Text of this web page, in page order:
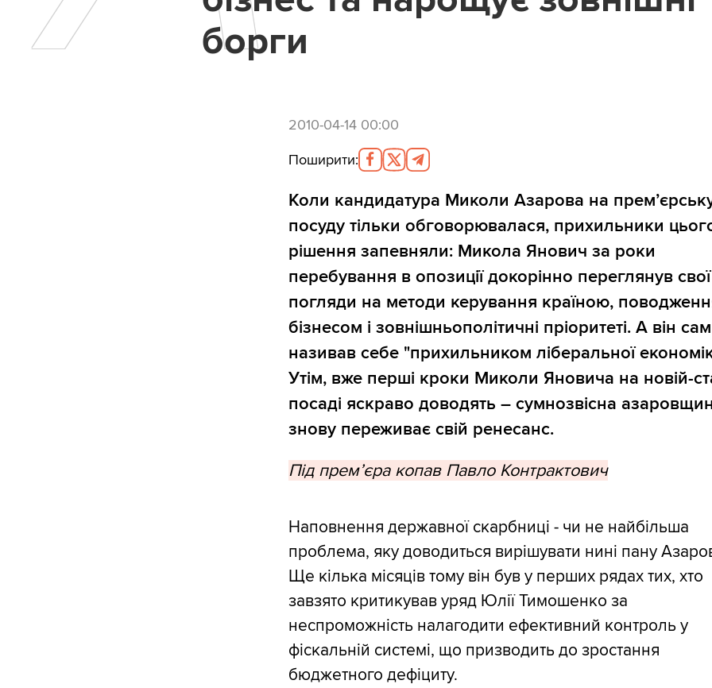
борги
2010-04-14 00:00
Поширити:
Коли кандидатура Миколи Азарова на
посуду тільки обговорювалася, прихильники
рішення запевняли: Микола Янович за роки
перебування в опозиції докорінно переглянув свої
погляди на методи керування країною,
бізнесом і зовнішньополітичні пріоритеті. А він сам
називав себе "прихильником ліберальної
Утім, вже перші кроки Миколи Яновича на новій-
посаді яскраво доводять – сумнозвісна
знову переживає свій ренесанс.
Під прем’єра копав Павло Контрактович
Наповнення державної скарбниці - чи не найбільша
проблема, яку доводиться вирішувати нині пану
Ще кілька місяців тому він був у перших рядах тих, хто
завзято критикував уряд Юлії Тимошенко за
неспроможність налагодити ефективний контроль у
фіскальній системі, що призводить до зростання
бюджетного дефіциту.